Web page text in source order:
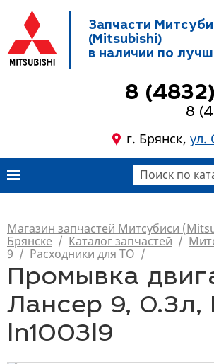
Запчасти
(Mitsubishi)
в наличии по
8
8
г. Брянск, ул.
Магазин запчастей Митсубиси
Брянске / Каталог запчастей /
9 / Расходники для ТО /
Промывка
Лансер 9, 0.3л,
ln1003l9